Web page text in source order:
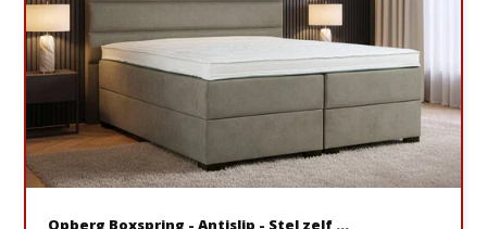
Opberg Boxspring - Antislip - Stel zelf ...